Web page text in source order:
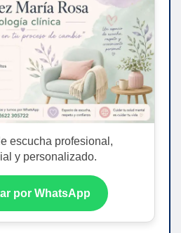
escucha profesional,
y personalizado.
por WhatsApp